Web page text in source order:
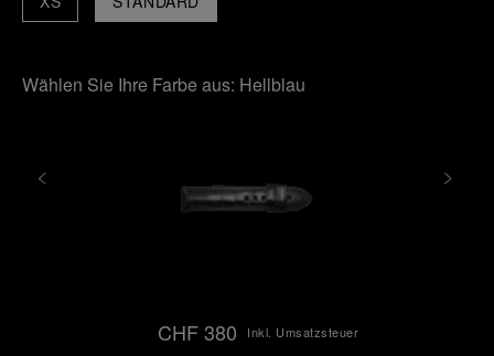
Wählen Sie Ihre Farbe aus: Hellblau
CHF 380 Inkl. Umsatzsteuer